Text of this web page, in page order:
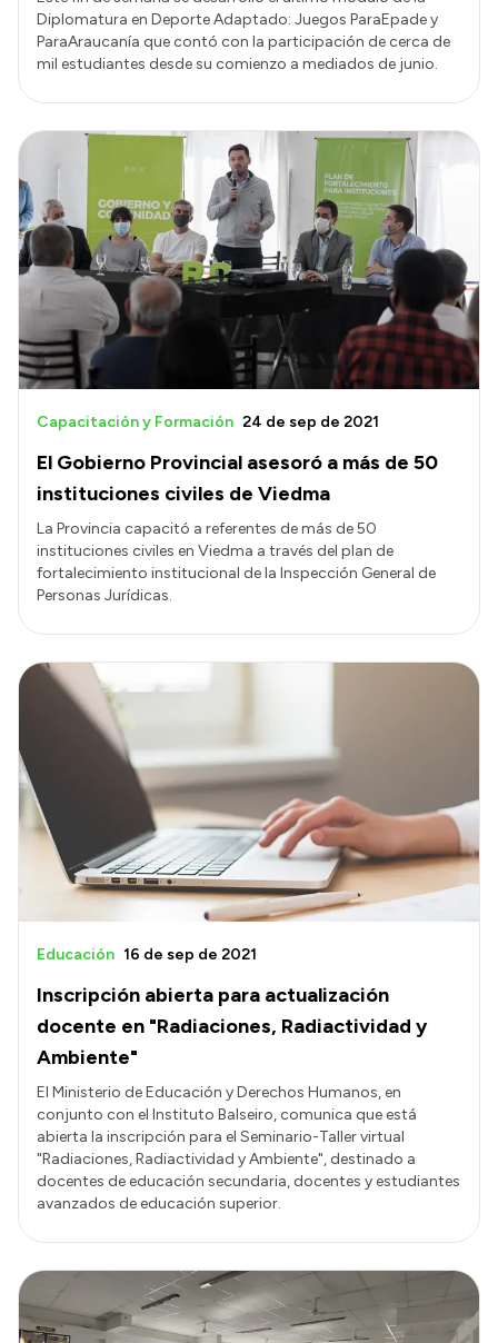
Diplomatura en Deporte Adaptado: Juegos ParaEpade y
ParaAraucanía que contó con la participación de cerca de
mil estudiantes desde su comienzo a mediados de junio.
El Gobierno Provincial asesoró a más de 50
instituciones civiles de Viedma
Capacitación y Formación 24 de sep de 2021
La Provincia capacitó a referentes de más de 50
instituciones civiles en Viedma a través del plan de
fortalecimiento institucional de la Inspección General de
Personas Jurídicas.
Inscripción abierta para actualización
docente en "Radiaciones, Radiactividad y
Ambiente"
Educación 16 de sep de 2021
El Ministerio de Educación y Derechos Humanos, en
conjunto con el Instituto Balseiro, comunica que está
abierta la inscripción para el Seminario-Taller virtual
"Radiaciones, Radiactividad y Ambiente", destinado a
docentes de educación secundaria, docentes y estudiantes
avanzados de educación superior.